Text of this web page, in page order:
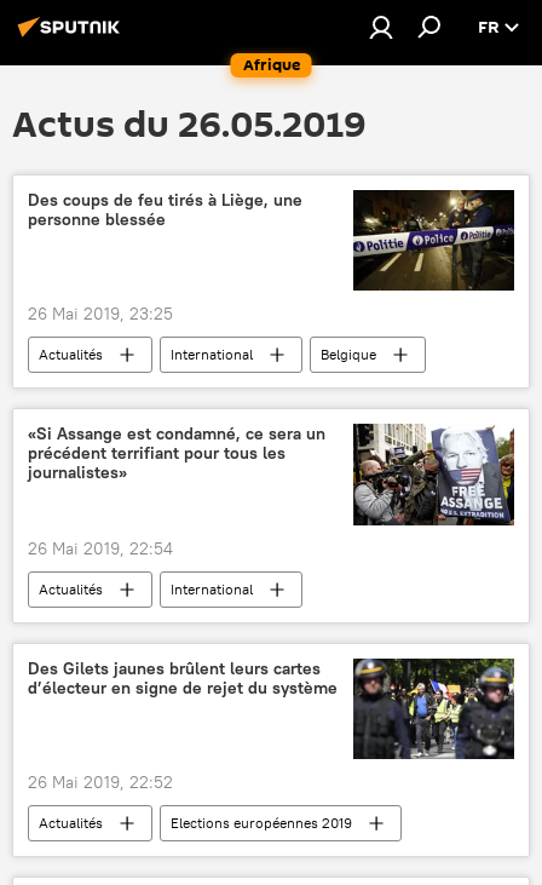
Afrique
FR
Actus du 26.05.2019
Des coups de feu tirés à Liège, une
personne blessée
26 Mai 2019, 23:25
Actualités International
Belgique
Liège
police
fusillade
blessés
coups de feu interpellation
«Si Assange est condamné, ce sera un
précédent terrifiant pour tous les
journalistes»
26 Mai 2019, 22:54
Actualités
International
Royaume-Uni
États-Unis
Suède
Julian Assange
John Steppling
Donald Trump
Sputnik
prison
Des Gilets jaunes brûlent leurs cartes
d’électeur en signe de rejet du système
26 Mai 2019, 22:52
Actualités
Elections européennes 2019
France
Europe
vote